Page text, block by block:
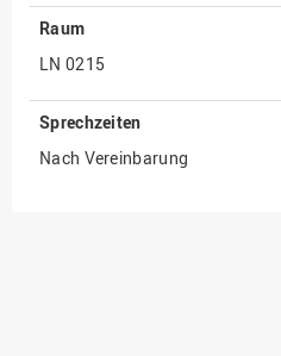
IT Service Center
Kommunikation und
Marketing
LearningCenter
Nachhaltigkeit
Raum
LN 0215
Sprechzeiten
Nach Vereinbarung